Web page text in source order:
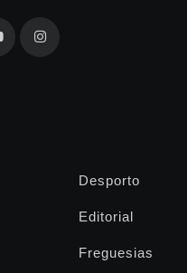
Desporto
Editorial
Freguesias